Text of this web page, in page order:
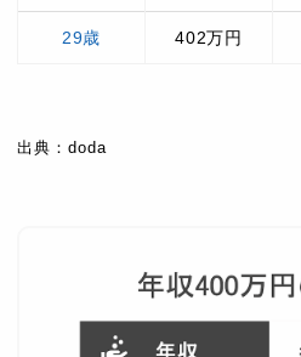
29歳 402万円
出典：doda